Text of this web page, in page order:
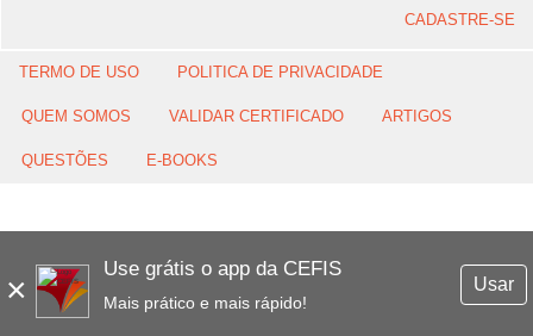
×
Use grátis o app da CEFIS
Mais prático e mais rápido!
Usar
CADASTRE-SE
TERMO DE USO POLITICA DE PRIVACIDADE
QUEM SOMOS VALIDAR CERTIFICADO ARTIGOS
QUESTÕES E-BOOKS